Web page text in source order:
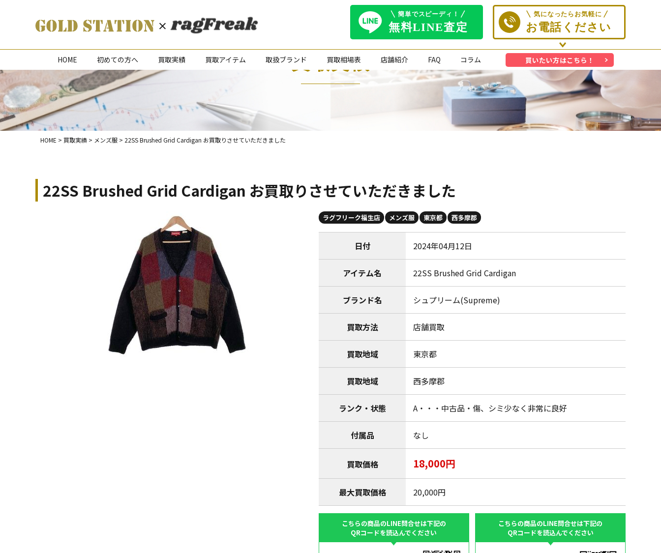
HOME 初めての方へ 買取実績 買取アイテム 取扱ブランド 買取相場表 店舗紹介 FAQ コラム 買いたい方はこちら！
買取実績
HOME > 買取実績 > メンズ服 > 22SS Brushed Grid Cardigan お買取りさせていただきました
22SS Brushed Grid Cardigan お買取りさせていただきました
ラグフリーク福生店 メンズ服 東京都 西多摩郡
日付 2024年04月12日
アイテム名 22SS Brushed Grid Cardigan
ブランド名 シュプリーム(Supreme)
買取方法 店舗買取
買取地域 東京都
買取地域 西多摩郡
ランク・状態 A・・・中古品・傷、シミ少なく非常に良好
付属品 なし
買取価格 18,000円
最大買取価格 20,000円
こちらの商品のLINE問合せは下記の
QRコードを読込んでください
こちらの商品のLINE問合せは下記の
QRコードを読込んでください